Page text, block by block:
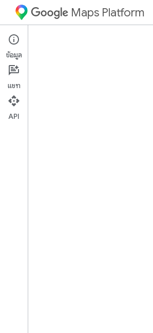
Maps Platform
iOS
คำแนะนำ
ข้อมูล
แชท
API